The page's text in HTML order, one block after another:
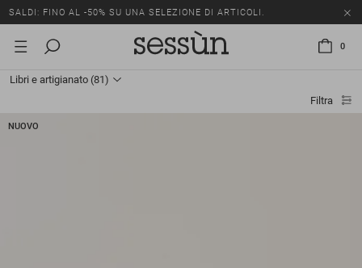
SALDI: FINO AL -50% SU UNA SELEZIONE DI ARTICOLI.
0
Libri e artigianato (81)
Filtra
NUOVO